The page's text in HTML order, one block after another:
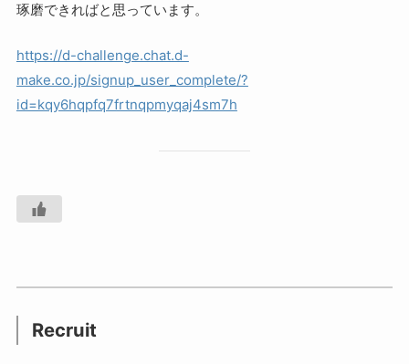
琢磨できればと思っています。
https://d-challenge.chat.d-
make.co.jp/signup_user_complete/?
id=kqy6hqpfq7frtnqpmyqaj4sm7h
Recruit